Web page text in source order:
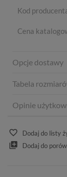
Kod
Cena
Opcje dostawy
Tabela
Opinie
Dodaj do listy
Dodaj do